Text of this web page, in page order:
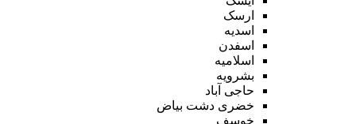
ارسک
اسدیه
اسفدن
اسلامیه
بشرویه
حاجی آباد
خضری دشت بیاض
خوسف